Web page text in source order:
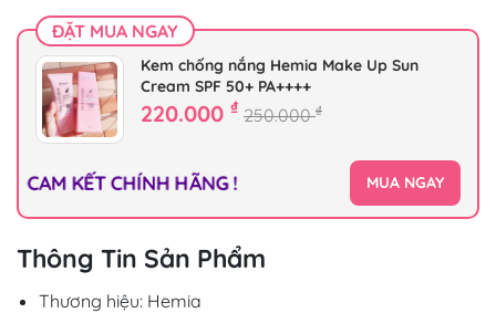
ĐẶT MUA NGAY
Kem chống nắng Hemia Make Up Sun
Cream SPF 50+ PA++++
220.000 ₫ 250.000₫
CAM KẾT CHÍNH HÃNG ! MUA NGAY
Thông Tin Sản Phẩm
Thương hiệu: Hemia